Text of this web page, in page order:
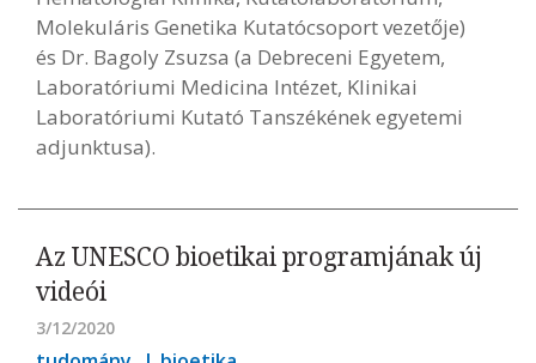
Molekuláris Genetika Kutatócsoport vezetője)
és Dr. Bagoly Zsuzsa (a Debreceni Egyetem,
Laboratóriumi Medicina Intézet, Klinikai
Laboratóriumi Kutató Tanszékének egyetemi
adjunktusa).
Az UNESCO bioetikai programjának új
videói
3/12/2020